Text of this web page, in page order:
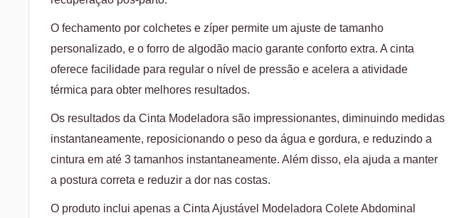
O fechamento por colchetes e zíper permite um ajuste de tamanho
personalizado, e o forro de algodão macio garante conforto extra. A cinta
oferece facilidade para regular o nível de pressão e acelera a atividade
térmica para obter melhores resultados.
Os resultados da Cinta Modeladora são impressionantes, diminuindo medidas
instantaneamente, reposicionando o peso da água e gordura, e reduzindo a
cintura em até 3 tamanhos instantaneamente. Além disso, ela ajuda a manter
a postura correta e reduzir a dor nas costas.
O produto inclui apenas a Cinta Ajustável Modeladora Colete Abdominal